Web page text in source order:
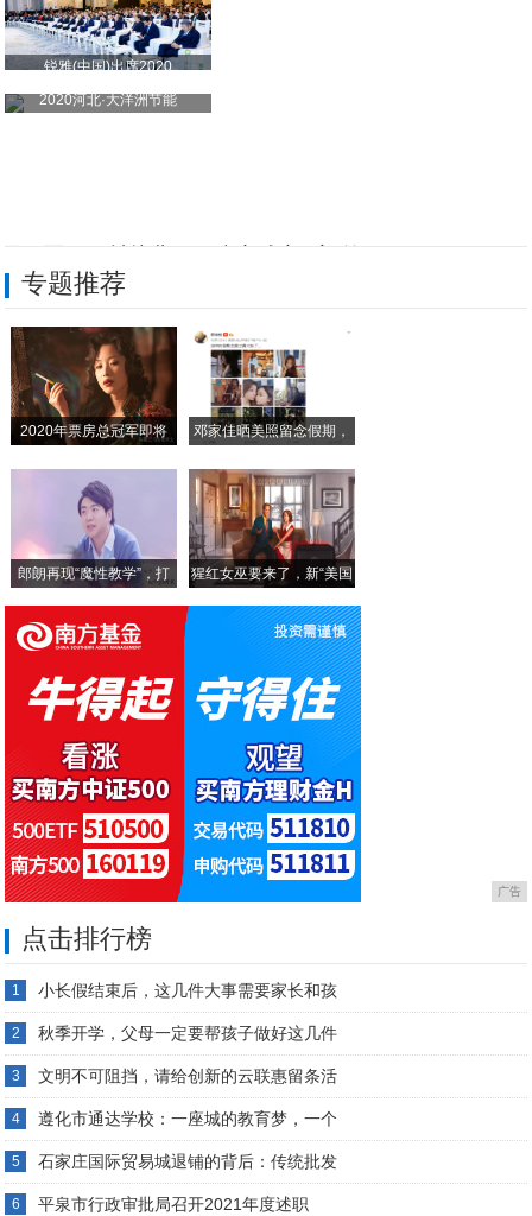
锐雅(中国)出席2020
2020河北·大洋洲节能
大连汽车音响专业改装店地址：名音深耕10
春光正好 逐梦赛场
寻味古街 趣游稻地 2026稻地集五一趣
智慧康养学院开展“五一假期安全教育”主题
专题推荐
2020年票房总冠军即将
邓家佳晒美照留念假期，
郎朗再现“魔性教学”，打 猩红女巫要来了，新“美国
广告
点击排行榜
1 小长假结束后，这几件大事需要家长和孩
2 秋季开学，父母一定要帮孩子做好这几件
3 文明不可阻挡，请给创新的云联惠留条活
4 遵化市通达学校：一座城的教育梦，一个
5 石家庄国际贸易城退铺的背后：传统批发
6 平泉市行政审批局召开2021年度述职